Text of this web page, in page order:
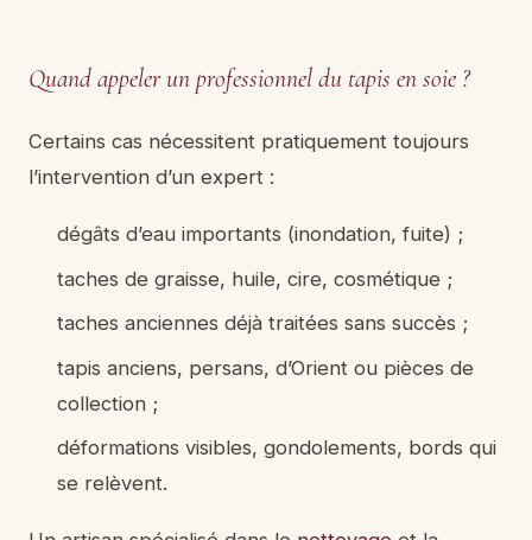
Quand appeler un professionnel du tapis en soie ?
Certains cas nécessitent pratiquement toujours
l’intervention d’un expert :
dégâts d’eau importants (inondation, fuite) ;
taches de graisse, huile, cire, cosmétique ;
taches anciennes déjà traitées sans succès ;
tapis anciens, persans, d’Orient ou pièces de
collection ;
déformations visibles, gondolements, bords qui
se relèvent.